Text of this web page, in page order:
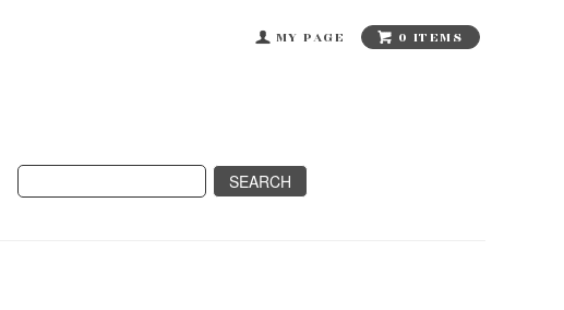
MY PAGE 0 ITEMS